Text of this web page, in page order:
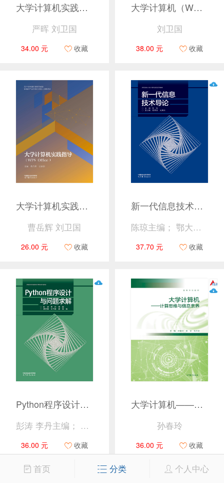
大学计算机实践指导——面向新一代信息技术
严晖 刘卫国
34.00 元 收藏
大学计算机（WPS Office）
刘卫国
38.00 元 收藏
大学计算机实践指导（WPS Office）
曹岳辉 刘卫国
26.00 元 收藏
新一代信息技术导论
陈琼主编； 鄂大伟 刘秀玲副主编
37.70 元 收藏
Python程序设计与问题求解
彭涛 李丹主编； 唐丽娜 刘子建 夏楠编
36.00 元 收藏
大学计算机——计算思维与信息素养
孙春玲
36.00 元 收藏
首页 分类 个人中心